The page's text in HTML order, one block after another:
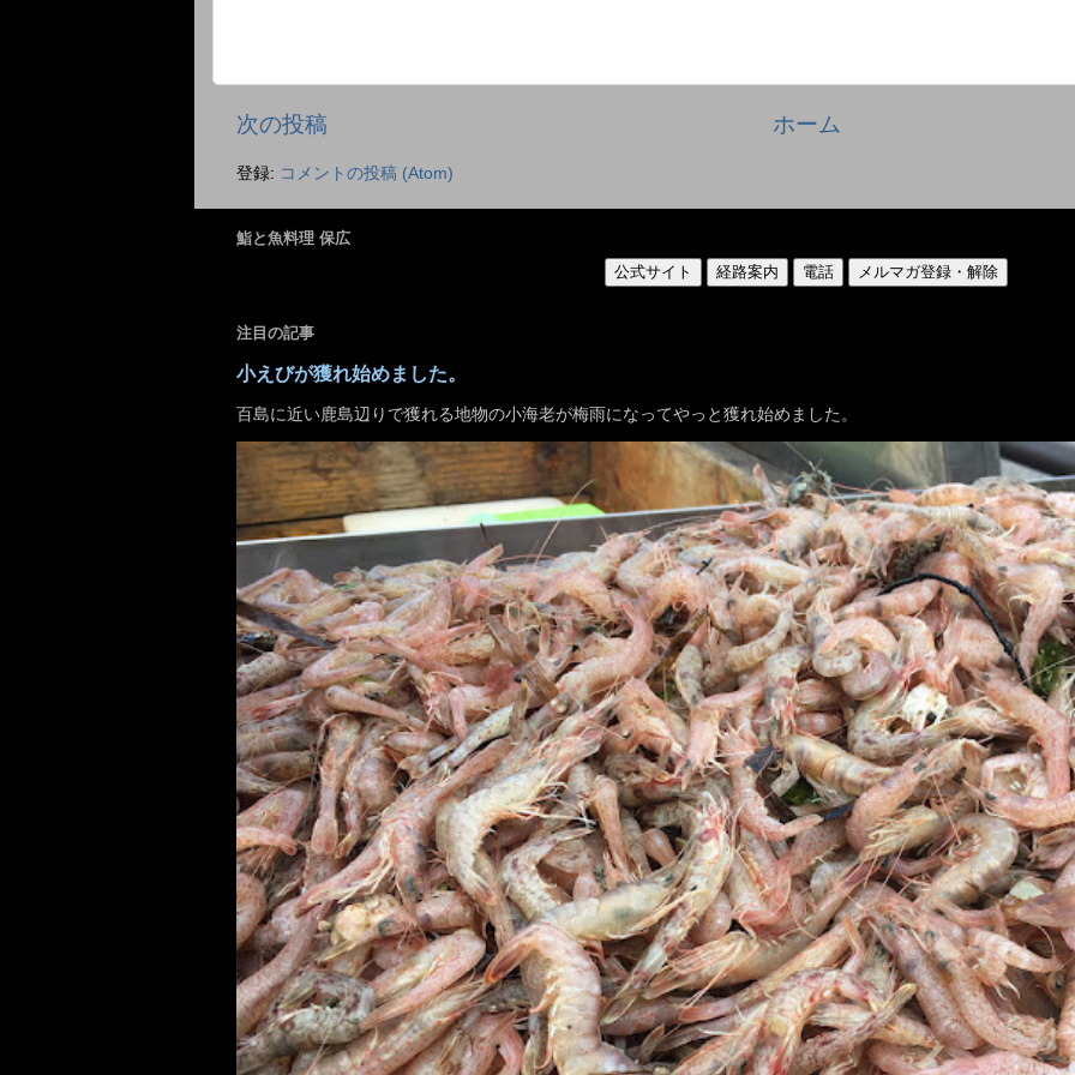
次の投稿 ホーム
登録: コメントの投稿 (Atom)
鮨と魚料理 保広
公式サイト
経路案内 電話 メルマガ登録・解除
注目の記事
小えびが獲れ始めました。
百島に近い鹿島辺りで獲れる地物の小海老が梅雨になってやっと獲れ始めました。